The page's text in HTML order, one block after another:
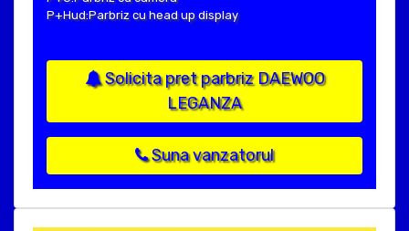
P+Hud:Parbriz cu head up display
Solicita pret parbriz DAEWOO
LEGANZA
Suna vanzatorul